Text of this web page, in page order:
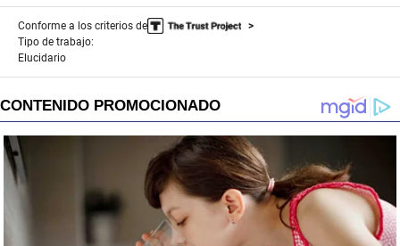
Conforme a los criterios de
Tipo de trabajo:
Elucidario